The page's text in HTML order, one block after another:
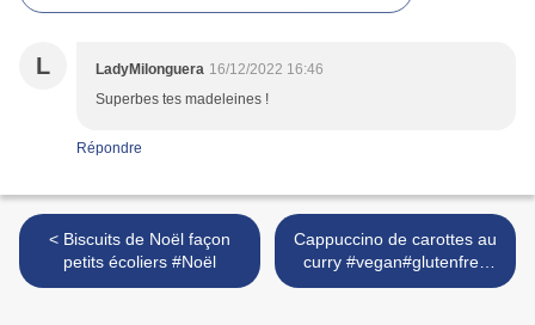
L LadyMilonguera 16/12/2022 16:46
Superbes tes madeleines !
Répondre
< Biscuits de Noël façon
petits écoliers #Noël
Cappuccino de carottes au
curry #vegan#glutenfree
#noël >